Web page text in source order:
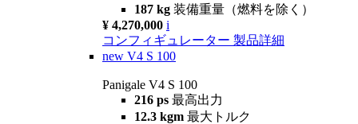
187 kg 装備重量（燃料を除く）
¥ 4,270,000 i
コンフィギュレーター 製品詳細
new V4 S 100
Panigale V4 S 100
216 ps 最高出力
12.3 kgm 最大トルク